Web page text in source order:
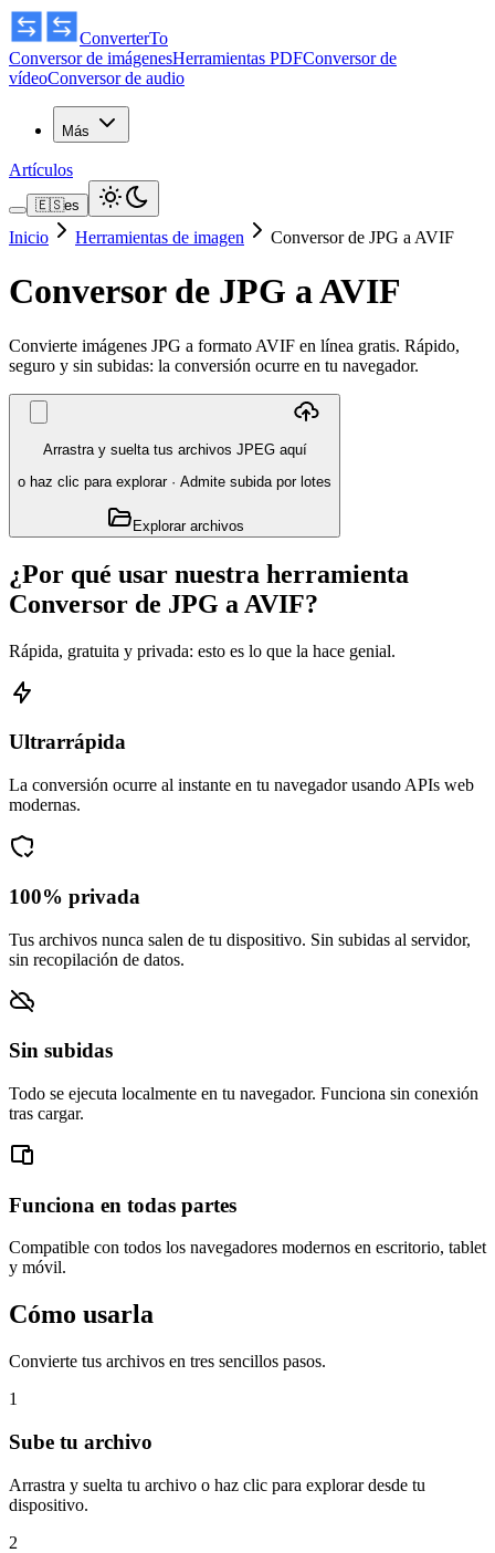
ConverterTo
Conversor de imágenesHerramientas PDFConversor de
vídeoConversor de audio
Más
Artículos
🇪🇸es
Inicio Herramientas de imagen Conversor de JPG a AVIF
Conversor de JPG a AVIF
Convierte imágenes JPG a formato AVIF en línea gratis. Rápido,
seguro y sin subidas: la conversión ocurre en tu navegador.
Arrastra y suelta tus archivos JPEG aquí
o haz clic para explorar· Admite subida por lotes
Explorar archivos
¿Por qué usar nuestra herramienta
Conversor de JPG a AVIF?
Rápida, gratuita y privada: esto es lo que la hace genial.
Ultrarrápida
La conversión ocurre al instante en tu navegador usando APIs web
modernas.
100% privada
Tus archivos nunca salen de tu dispositivo. Sin subidas al servidor,
sin recopilación de datos.
Sin subidas
Todo se ejecuta localmente en tu navegador. Funciona sin conexión
tras cargar.
Funciona en todas partes
Compatible con todos los navegadores modernos en escritorio, tablet
y móvil.
Cómo usarla
Convierte tus archivos en tres sencillos pasos.
1
Sube tu archivo
Arrastra y suelta tu archivo o haz clic para explorar desde tu
dispositivo.
2